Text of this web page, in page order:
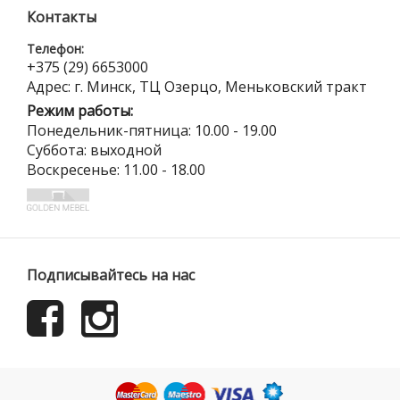
Контакты
Телефон:
+375 (29) 6653000
Адрес: г. Минск, ТЦ Озерцо, Меньковский тракт
Режим работы:
Понедельник-пятница: 10.00 - 19.00
Суббота: выходной
Воскресенье: 11.00 - 18.00
Подписывайтесь на нас